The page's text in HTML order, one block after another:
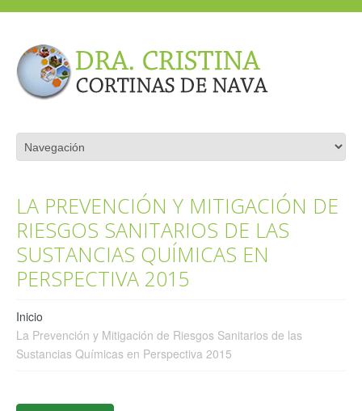
LA PREVENCIÓN Y MITIGACIÓN DE
RIESGOS SANITARIOS DE LAS
SUSTANCIAS QUÍMICAS EN
PERSPECTIVA 2015
Inicio
La Prevención y Mitigación de Riesgos Sanitarios de las
Sustancias Químicas en Perspectiva 2015